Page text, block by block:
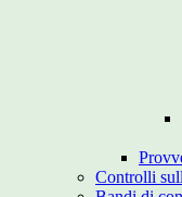
Controlli